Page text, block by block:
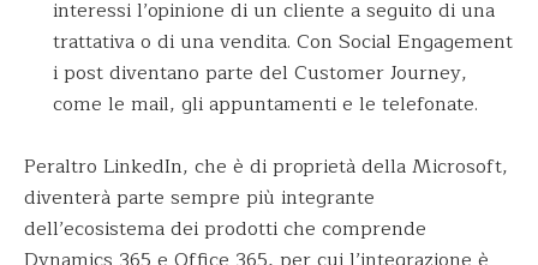
interessi l’opinione di un cliente a seguito di una
trattativa o di una vendita. Con Social Engagement
i post diventano parte del Customer Journey,
come le mail, gli appuntamenti e le telefonate.
Peraltro LinkedIn, che è di proprietà della Microsoft,
diventerà parte sempre più integrante
dell’ecosistema dei prodotti che comprende